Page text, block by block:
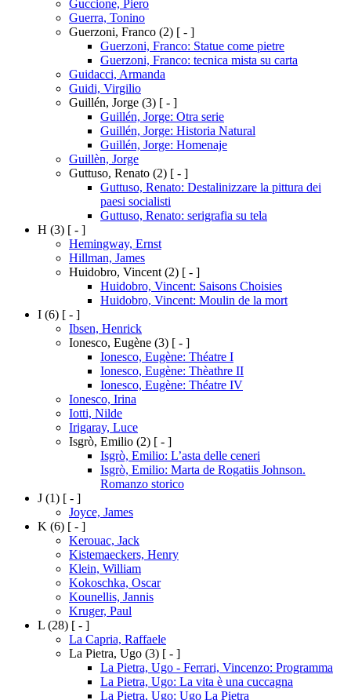
Guccione, Piero
Guerra, Tonino
Guerzoni, Franco (2) [ - ]
Guerzoni, Franco: Statue come pietre
Guerzoni, Franco: tecnica mista su carta
Guidacci, Armanda
Guidi, Virgilio
Guillén, Jorge (3) [ - ]
Guillén, Jorge: Otra serie
Guillén, Jorge: Historia Natural
Guillén, Jorge: Homenaje
Guillèn, Jorge
Guttuso, Renato (2) [ - ]
Guttuso, Renato: Destalinizzare la pittura dei
paesi socialisti
Guttuso, Renato: serigrafia su tela
H (3) [ - ]
Hemingway, Ernst
Hillman, James
Huidobro, Vincent (2) [ - ]
Huidobro, Vincent: Saisons Choisies
Huidobro, Vincent: Moulin de la mort
I (6) [ - ]
Ibsen, Henrick
Ionesco, Eugène (3) [ - ]
Ionesco, Eugène: Théatre I
Ionesco, Eugène: Thèathre II
Ionesco, Eugène: Théatre IV
Ionesco, Irina
Iotti, Nilde
Irigaray, Luce
Isgrò, Emilio (2) [ - ]
Isgrò, Emilio: L’asta delle ceneri
Isgrò, Emilio: Marta de Rogatiis Johnson.
Romanzo storico
J (1) [ - ]
Joyce, James
K (6) [ - ]
Kerouac, Jack
Kistemaeckers, Henry
Klein, William
Kokoschka, Oscar
Kounellis, Jannis
Kruger, Paul
L (28) [ - ]
La Capria, Raffaele
La Pietra, Ugo (3) [ - ]
La Pietra, Ugo - Ferrari, Vincenzo: Programma
La Pietra, Ugo: La vita è una cuccagna
La Pietra, Ugo: Ugo La Pietra